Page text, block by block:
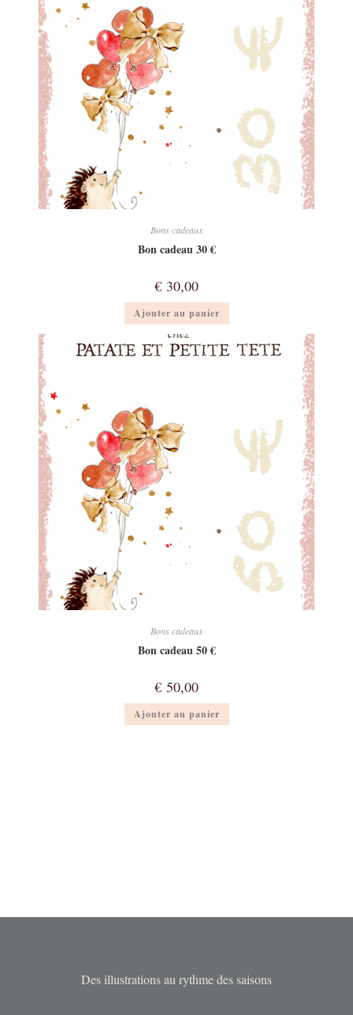
Bons cadeaux
Bon cadeau 30 €
€ 30,00
Ajouter au panier
Bons cadeaux
Bon cadeau 50 €
€ 50,00
Ajouter au panier
Des illustrations au rythme des saisons